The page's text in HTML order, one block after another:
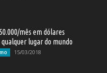
mês em dólares
lugar do mundo
15/03/2018